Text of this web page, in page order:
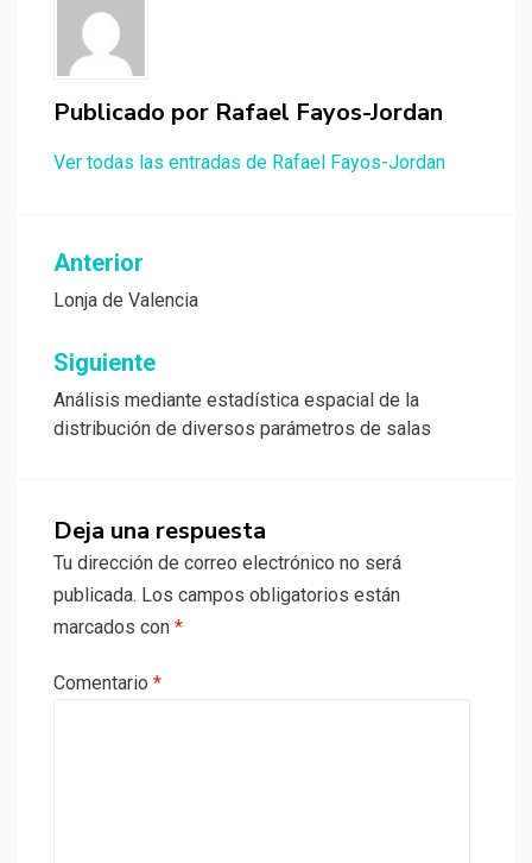
Publicado por Rafael Fayos-Jordan
Ver todas las entradas de Rafael Fayos-Jordan
Navegación
de
entradas
Anterior
Lonja de Valencia
Siguiente
Análisis mediante estadística espacial de la
distribución de diversos parámetros de salas
Deja una respuesta
Tu dirección de correo electrónico no será
publicada. Los campos obligatorios están
marcados con *
Comentario *